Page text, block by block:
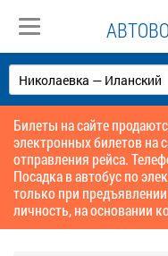
Билеты на сайте
электронных билетов на
отправления рейса.
Посадка в автобус по
только при
личность, на основании